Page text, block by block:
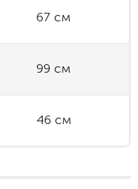
67 см
99 см
46 см